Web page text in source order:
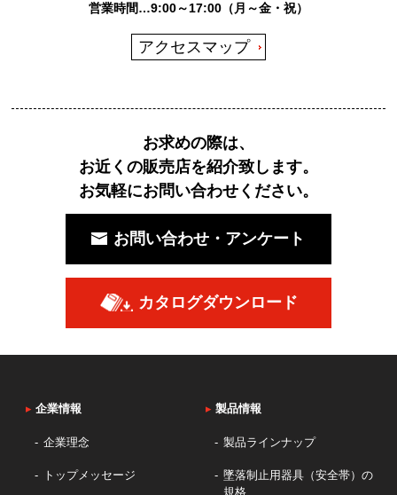
営業時間…9:00～17:00（月～金・祝）
アクセスマップ
お求めの際は、
お近くの販売店を紹介致します。
お気軽にお問い合わせください。
お問い合わせ・アンケート
カタログダウンロード
▸ 企業情報
企業理念
トップメッセージ
▸ 製品情報
製品ラインナップ
墜落制止用器具（安全帯）の
規格